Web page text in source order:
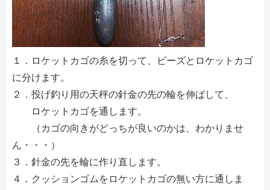
１．ロケットカゴの糸を切って、ビーズとロケットカゴ
に分けます。
２．投げ釣り用の天秤の針金の先の輪を伸ばして、
ロケットカゴを通します。
（カゴの向きがどっちが良いのかは、わかりませ
ん・・・）
３．針金の先を輪に作り直します。
４．クッションゴムをロケットカゴの無い方に通しま